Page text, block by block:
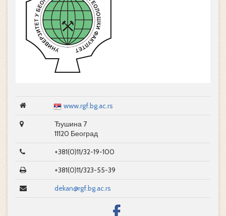
www.rgf.bg.ac.rs
Ђушина 7
11120 Београд
+381(0)11/32-19-100
+381(0)11/323-55-39
dekan@rgf.bg.ac.rs